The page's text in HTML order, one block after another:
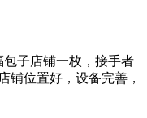
子店铺一枚，接手者
铺位置好，设备完善，